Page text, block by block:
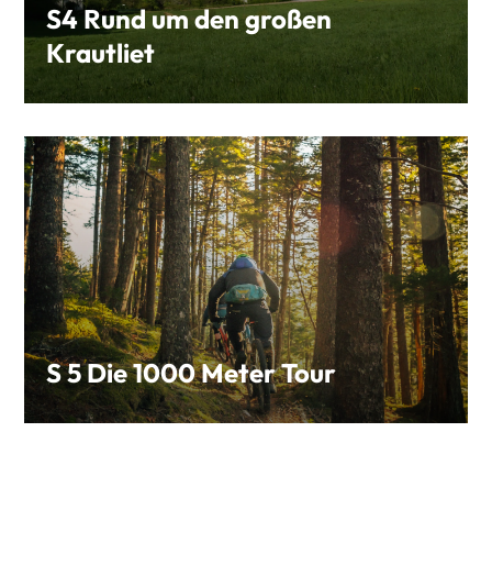
S4 Rund um den großen
Krautliet
S 5 Die 1000 Meter Tour